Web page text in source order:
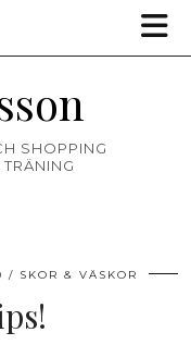
SHOPPING
SKOR & VÄSKOR